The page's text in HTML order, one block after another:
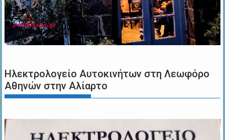
Ηλεκτρολογείο Αυτοκινήτων στη Λεωφόρο
Αθηνών στην Αλίαρτο